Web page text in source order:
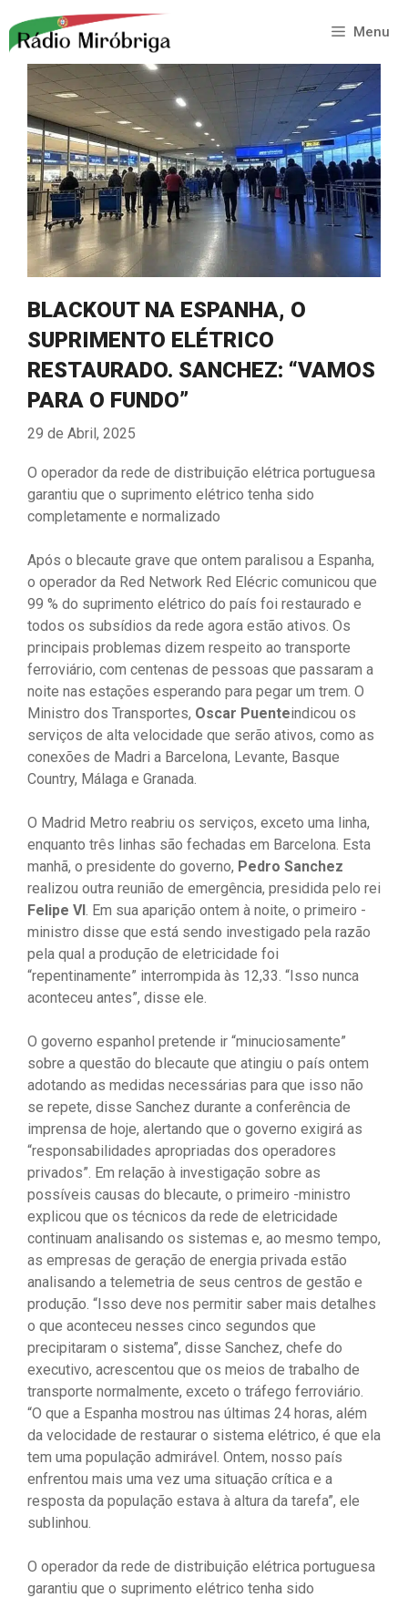
para
conteúdo
Menu
BLACKOUT NA ESPANHA, O
SUPRIMENTO ELÉTRICO
RESTAURADO. SANCHEZ: “VAMOS
PARA O FUNDO”
29 de Abril, 2025
O operador da rede de distribuição elétrica portuguesa
garantiu que o suprimento elétrico tenha sido
completamente e normalizado
Após o blecaute grave que ontem paralisou a Espanha,
o operador da Red Network Red Elécric comunicou que
99 % do suprimento elétrico do país foi restaurado e
todos os subsídios da rede agora estão ativos. Os
principais problemas dizem respeito ao transporte
ferroviário, com centenas de pessoas que passaram a
noite nas estações esperando para pegar um trem. O
Ministro dos Transportes, Oscar Puenteindicou os
serviços de alta velocidade que serão ativos, como as
conexões de Madri a Barcelona, ​​Levante, Basque
Country, Málaga e Granada.
O Madrid Metro reabriu os serviços, exceto uma linha,
enquanto três linhas são fechadas em Barcelona. Esta
manhã, o presidente do governo, Pedro Sanchez
realizou outra reunião de emergência, presidida pelo rei
Felipe VI . Em sua aparição ontem à noite, o primeiro -
ministro disse que está sendo investigado pela razão
pela qual a produção de eletricidade foi
“repentinamente” interrompida às 12,33. “Isso nunca
aconteceu antes”, disse ele.
O governo espanhol pretende ir “minuciosamente”
sobre a questão do blecaute que atingiu o país ontem
adotando as medidas necessárias para que isso não
se repete, disse Sanchez durante a conferência de
imprensa de hoje, alertando que o governo exigirá as
“responsabilidades apropriadas dos operadores
privados”. Em relação à investigação sobre as
possíveis causas do blecaute, o primeiro -ministro
explicou que os técnicos da rede de eletricidade
continuam analisando os sistemas e, ao mesmo tempo,
as empresas de geração de energia privada estão
analisando a telemetria de seus centros de gestão e
produção. “Isso deve nos permitir saber mais detalhes
o que aconteceu nesses cinco segundos que
precipitaram o sistema”, disse Sanchez, chefe do
executivo, acrescentou que os meios de trabalho de
transporte normalmente, exceto o tráfego ferroviário.
“O que a Espanha mostrou nas últimas 24 horas, além
da velocidade de restaurar o sistema elétrico, é que ela
tem uma população admirável. Ontem, nosso país
enfrentou mais uma vez uma situação crítica e a
resposta da população estava à altura da tarefa”, ele
sublinhou.
O operador da rede de distribuição elétrica portuguesa
garantiu que o suprimento elétrico tenha sido